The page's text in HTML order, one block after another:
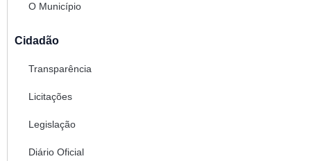
O Município
Cidadão
Transparência
Licitações
Legislação
Diário Oficial